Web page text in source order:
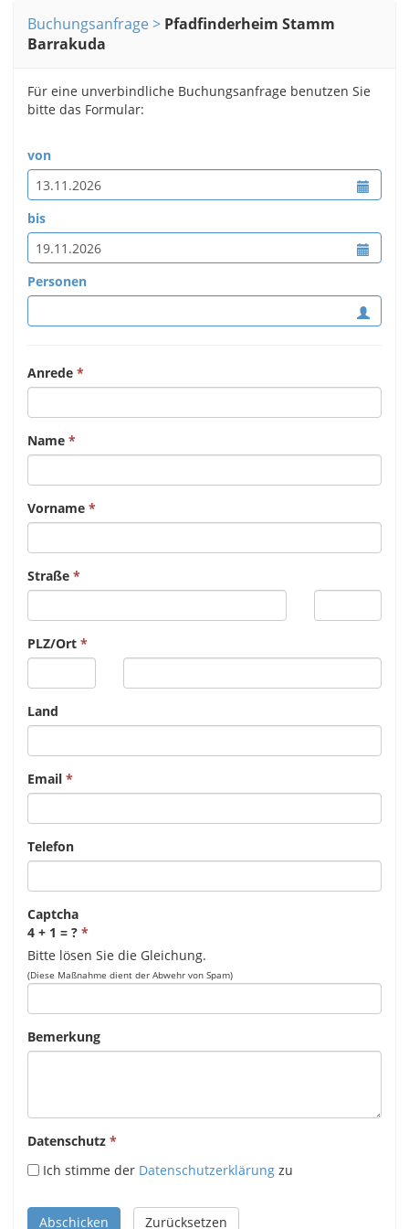
Buchungsanfrage
Pfadfinderheim Stamm
Barrakuda
Für eine unverbindliche Buchungsanfrage benutzen Sie
bitte das Formular:
von
bis
Personen
Anrede
Name
Vorname
Straße
PLZ/Ort
Land
Email
Telefon
Captcha
4 + 1 = ?
Bitte lösen Sie die Gleichung.
(Diese Maßnahme dient der Abwehr von Spam)
Bemerkung
Datenschutz
Ich stimme der Datenschutzerklärung zu
Abschicken Zurücksetzen